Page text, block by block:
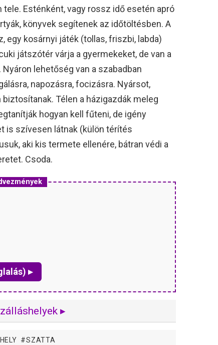
Esténként, vagy rossz idő esetén apró
könyvek segítenek az időtöltésben. A
egy kosárnyi játék (tollas, friszbi, labda)
játszótér várja a gyermekeket, de van a
lehetőség van a szabadban
napozásra, focizásra. Nyársot,
Télen a házigazdák meleg
hogyan kell fűteni, de igény
is szívesen látnak (külön térítés
aki kis termete ellenére, bátran védi a
Csoda.
▸
▸
SZATTA